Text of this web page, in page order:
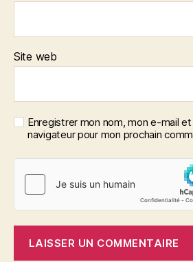
Site web
Enregistrer mon nom, mon e-mail
navigateur pour mon prochain